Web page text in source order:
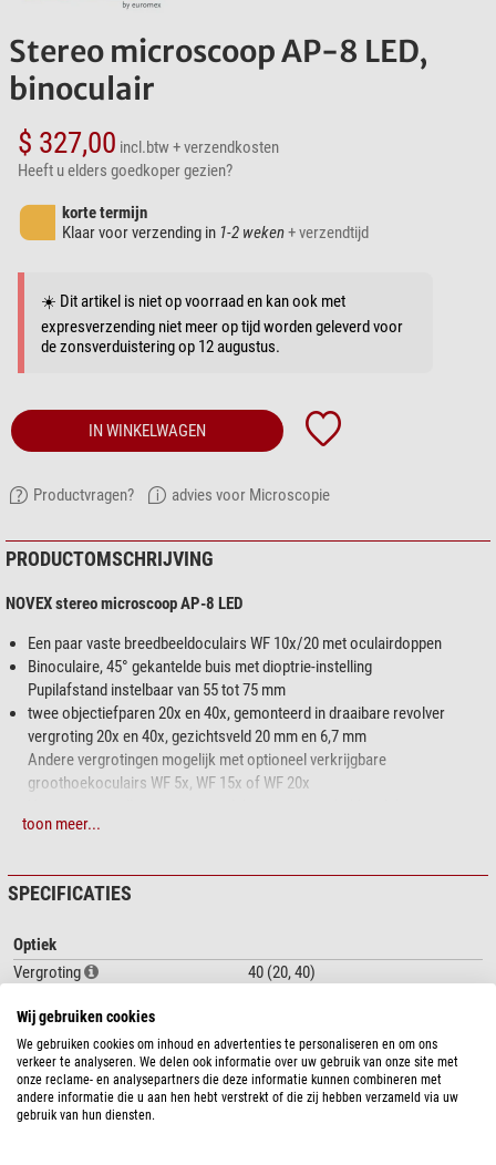
Stereo microscoop AP-8 LED,
binoculair
$ 327,00 incl.btw+ verzendkosten
Heeft u elders goedkoper gezien?
korte termijn
Klaar voor verzending in 1-2 weken+ verzendtijd
☀️ Dit artikel is niet op voorraad en kan ook met
expresverzending niet meer op tijd worden geleverd voor
de zonsverduistering op 12 augustus.
IN WINKELWAGEN
Productvragen? advies voor Microscopie
PRODUCTOMSCHRIJVING
NOVEX stereo microscoop AP-8 LED
Een paar vaste breedbeeldoculairs WF 10x/20 met oculairdoppen
Binoculaire, 45° gekantelde buis met dioptrie-instelling
Pupilafstand instelbaar van 55 tot 75 mm
twee objectiefparen 20x en 40x, gemonteerd in draaibare revolver
vergroting 20x en 40x, gezichtsveld 20 mm en 6,7 mm
Andere vergrotingen mogelijk met optioneel verkrijgbare
groothoekoculairs WF 5x, WF 15x of WF 20x
Tandwielaandrijving met slipkoppeling, verstelbereik 40 mm
LED-opwaartse en doorvallende verlichting
LED-doorlichting met geïntegreerde reflector
Wordt geleverd met drie oplaadbare 200 mA NiMh-accu's en een 200 mA-
oplader
toon meer...
SPECIFICATIES
Optiek
Vergroting
40 (20, 40)
Condensor
Lamp type
LED (Extra: halogeenlampje, 12 V/10
W)
Belichting
Gereflecteerd licht en doorvallend
Wij gebruiken cookies
We gebruiken cookies om inhoud en advertenties te personaliseren en om ons
verkeer te analyseren. We delen ook informatie over uw gebruik van onze site met
onze reclame- en analysepartners die deze informatie kunnen combineren met
andere informatie die u aan hen hebt verstrekt of die zij hebben verzameld via uw
gebruik van hun diensten.